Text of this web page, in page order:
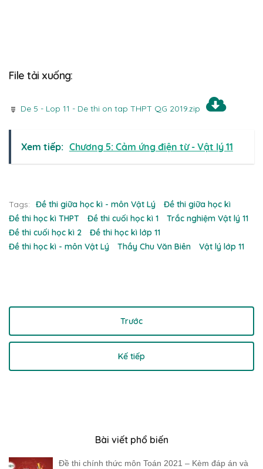
File tải xuống:
De 5 - Lop 11 - De thi on tap THPT QG 2019.zip
Xem tiếp: Chương 5: Cảm ứng điện từ - Vật lý 11
Tags: Đề thi giữa học kì - môn Vật Lý
Đề thi giữa học kì
Đề thi học kì THPT
Đề thi cuối học kì 1
Trắc nghiệm Vật lý 11
Đề thi cuối học kì 2
Đề thi học kì lớp 11
Đề thi học kì - môn Vật Lý
Thầy Chu Văn Biên Vật lý lớp 11
Trước
Kế tiếp
Bài viết phổ biến
Đề thi chính thức môn Toán 2021 – Kèm đáp án và